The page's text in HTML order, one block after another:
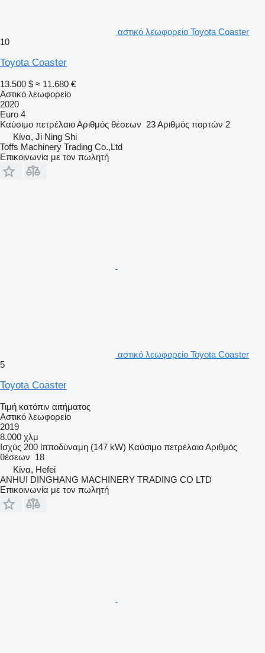
αστικό λεωφορείο Toyota Coaster
10
Toyota Coaster
13.500 $ ≈ 11.680 €
Αστικό λεωφορείο
2020
Euro 4
Καύσιμο πετρέλαιοΑριθμός θέσεων 23Αριθμός πορτών 2
Κίνα, Ji Ning Shi
Toffs Machinery Trading Co.,Ltd
Επικοινωνία με τον πωλητή
αστικό λεωφορείο Toyota Coaster
5
Toyota Coaster
Τιμή κατόπιν αιτήματος
Αστικό λεωφορείο
2019
8.000 χλμ
Ισχύς 200 ίπποδύναμη (147 kW) Καύσιμο πετρέλαιοΑριθμός
θέσεων 18
Κίνα, Hefei
ANHUI DINGHANG MACHINERY TRADING CO LTD
Επικοινωνία με τον πωλητή